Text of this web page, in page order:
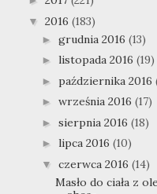
▼ 2016 (183)
► grudnia 2016 (13)
► listopada 2016 (19)
► października 2016
► września 2016 (17)
► sierpnia 2016 (18)
► lipca 2016 (10)
▼ czerwca 2016 (14)
Masło do ciała z